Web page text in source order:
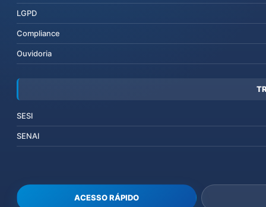
LGPD
Compliance
Ouvidoria
SESI
SENAI
ACESSO RÁPIDO